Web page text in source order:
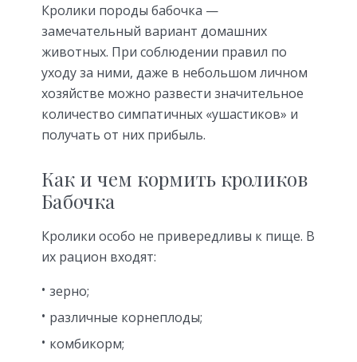
Кролики породы бабочка —
замечательный вариант домашних
животных. При соблюдении правил по
уходу за ними, даже в небольшом личном
хозяйстве можно развести значительное
количество симпатичных «ушастиков» и
получать от них прибыль.
Как и чем кормить кроликов
Бабочка
Кролики особо не привередливы к пище. В
их рацион входят:
зерно;
различные корнеплоды;
комбикорм;